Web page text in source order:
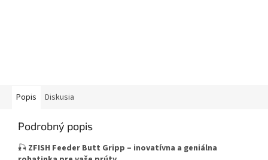
Popis Diskusia
Podrobný popis
🎣 ZFISH Feeder Butt Gripp – inovatívna a geniálna